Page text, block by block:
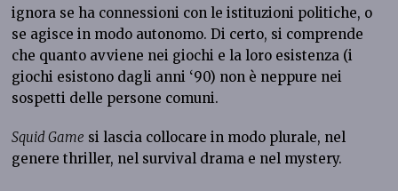
ignora se ha connessioni con le istituzioni politiche, o
se agisce in modo autonomo. Di certo, si comprende
che quanto avviene nei giochi e la loro esistenza (i
giochi esistono dagli anni ‘90) non è neppure nei
sospetti delle persone comuni.
Squid Game si lascia collocare in modo plurale, nel
genere thriller, nel survival drama e nel mystery.